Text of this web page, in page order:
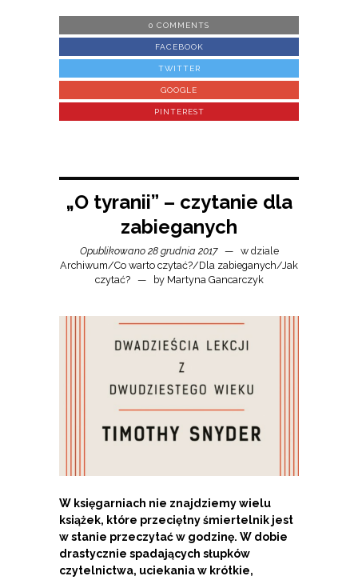
0 COMMENTS
FACEBOOK
TWITTER
GOOGLE
PINTEREST
„O tyranii” – czytanie dla
zabieganych
Opublikowano 28 grudnia 2017
w dziale
Archiwum/Co warto czytać?/Dla zabieganych/Jak
czytać?
by Martyna Gancarczyk
W księgarniach nie znajdziemy wielu
książek, które przeciętny śmiertelnik jest
w stanie przeczytać w godzinę. W dobie
drastycznie spadających słupków
czytelnictwa, uciekania w krótkie,